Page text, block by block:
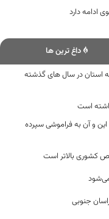
ادامه دارد
داغ ترین ها
استان در سال های گذشته
است
این و آن به فراموشی سپرده
جنوبی